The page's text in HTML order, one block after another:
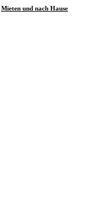
Mieten und nach Hause